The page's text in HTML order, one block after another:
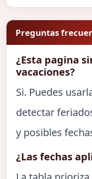
Preguntas
¿Esta pagina
vacaciones?
Si. Puedes
detectar
y posibles
¿Las fechas